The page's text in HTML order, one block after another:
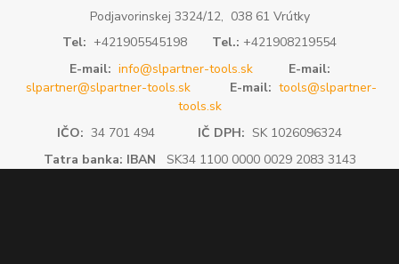
Podjavorinskej 3324/12, 038 61 Vrútky
Tel: +421905545198 Tel.: +421908219554
E-mail: info@slpartner-tools.sk
E-mail:
slpartner@slpartner-tools.sk
E-mail: tools@slpartner-
tools.sk
IČO: 34 701 494 IČ DPH: SK 1026096324
Tatra banka: IBAN SK34 1100 0000 0029 2083 3143